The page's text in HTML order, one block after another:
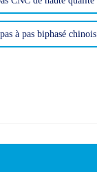
à pas biphasé chinois